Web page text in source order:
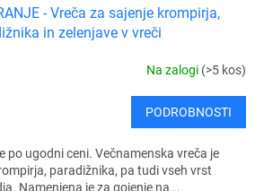
- Vreča za sajenje krompirja,
in zelenjave v vreči
Na zalogi (>5 kos)
PODROBNOSTI
po ugodni ceni. Večnamenska vreča je
paradižnika, pa tudi vseh vrst
Namenjena je za gojenje na...